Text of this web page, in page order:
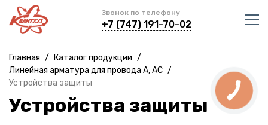
Звонок по телефону
+7 (747) 191-70-02
Главная / Каталог продукции /
Линейная арматура для провода А, АС /
Устройства защиты
Устройства защиты
КНОПКА
СВЯЗИ